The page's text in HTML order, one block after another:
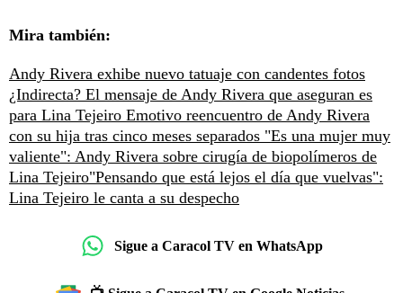
Mira también:
Andy Rivera exhibe nuevo tatuaje con candentes fotos
¿Indirecta? El mensaje de Andy Rivera que aseguran es
para Lina Tejeiro Emotivo reencuentro de Andy Rivera
con su hija tras cinco meses separados "Es una mujer muy
valiente": Andy Rivera sobre cirugía de biopolímeros de
Lina Tejeiro"Pensando que está lejos el día que vuelvas":
Lina Tejeiro le canta a su despecho
Sigue a Caracol TV en WhatsApp